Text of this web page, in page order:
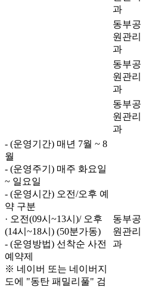
과
동부공
원관리
과
동부공
원관리
과
동부공
원관리
과
- (운영기간) 매년 7월 ~ 8
월
- (운영주기) 매주 화요일
~ 일요일
- (운영시간) 오전/오후 예
약 구분
· 오전(09시~13시)/ 오후
(14시~18시) (50분가동)
- (운영방법) 선착순 사전
예약제
※ 네이버 또는 네이버지
도에 "동탄 패밀리풀" 검
동부공
원관리
과